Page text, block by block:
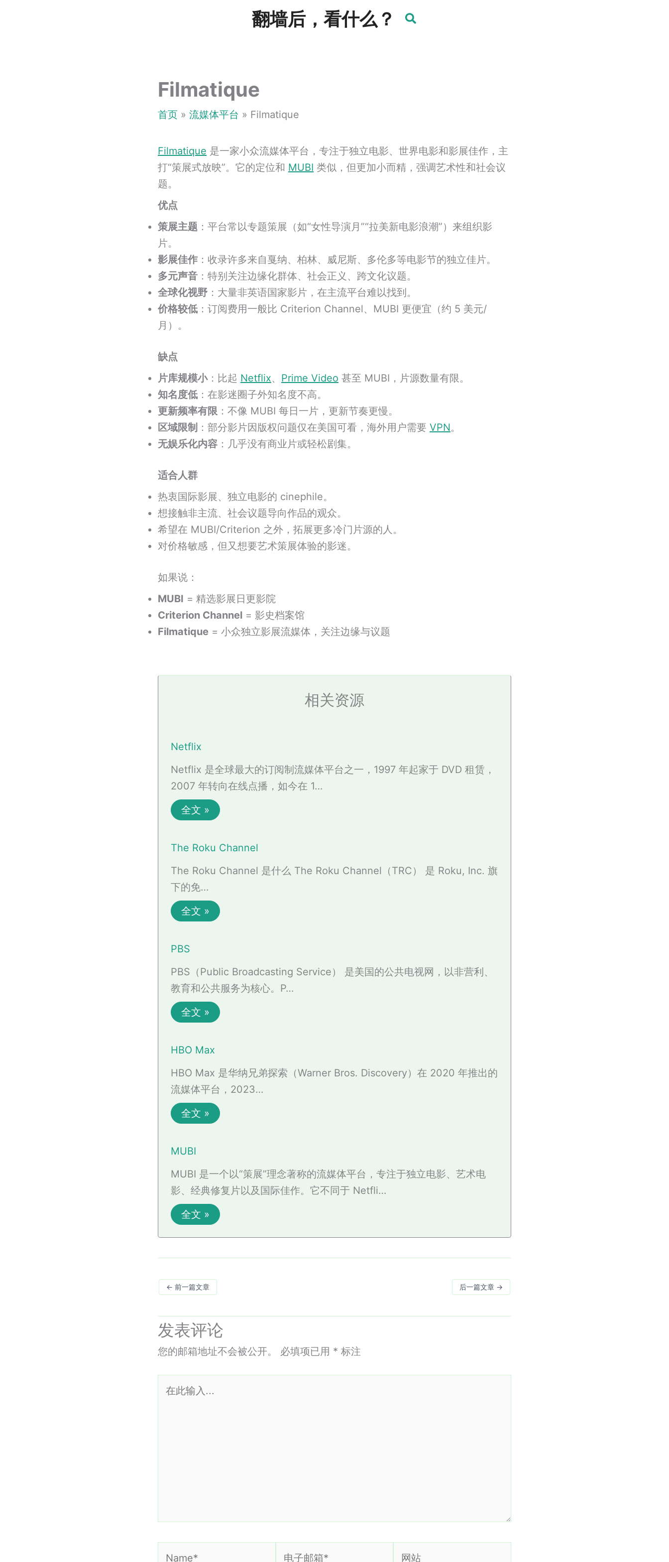
翻墙后，看什么？
Filmatique
首页 流媒体平台 Filmatique
Filmatique 是一家小众流媒体平台，专注于独立电影、世界电影和影展佳作，主
打“策展式放映”。它的定位和 MUBI 类似，但更加小而精，强调艺术性和社会议
题。
优点
策展主题 ：平台常以专题策展（如“女性导演月”“拉美新电影浪潮”）来组织影
片。
影展佳作 ：收录许多来自戛纳、柏林、威尼斯、多伦多等电影节的独立佳片。
多元声音 ：特别关注边缘化群体、社会正义、跨文化议题。
全球化视野 ：大量非英语国家影片，在主流平台难以找到。
价格较低 ：订阅费用一般比 Criterion Channel、MUBI 更便宜（约 5 美元/
月）。
缺点
片库规模小：比起 Netflix、 Prime Video 甚至 MUBI，片源数量有限。
知名度低 ：在影迷圈子外知名度不高。
更新频率有限 ：不像 MUBI 每日一片，更新节奏更慢。
区域限制 ：部分影片因版权问题仅在美国可看，海外用户需要 VPN。
无娱乐化内容 ：几乎没有商业片或轻松剧集。
适合人群
热衷国际影展、独立电影的 cinephile。
想接触非主流、社会议题导向作品的观众。
希望在 MUBI/Criterion 之外，拓展更多冷门片源的人。
对价格敏感，但又想要艺术策展体验的影迷。
如果说：
MUBI = 精选影展日更影院
Criterion Channel = 影史档案馆
Filmatique = 小众独立影展流媒体，关注边缘与议题
相关资源
Netflix
Netflix 是全球最大的订阅制流媒体平台之一，1997 年起家于 DVD 租赁，
2007 年转向在线点播，如今在 1…
全文 »
The Roku Channel
The Roku Channel 是什么 The Roku Channel（TRC） 是 Roku, Inc. 旗
下的免…
全文 »
PBS
PBS（Public Broadcasting Service） 是美国的公共电视网，以非营利、
教育和公共服务为核心。P…
全文 »
HBO Max
HBO Max 是华纳兄弟探索（Warner Bros. Discovery）在 2020 年推出的
流媒体平台，2023…
全文 »
MUBI
MUBI 是一个以“策展”理念著称的流媒体平台，专注于独立电影、艺术电
影、经典修复片以及国际佳作。它不同于 Netfli…
全文 »
← 前一篇文章 后一篇文章 →
发表评论
您的邮箱地址不会被公开。 必填项已用 * 标注